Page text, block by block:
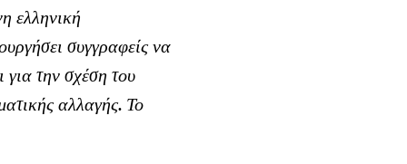
ελληνική
συγγραφείς να
την σχέση του
αλλαγής. Το